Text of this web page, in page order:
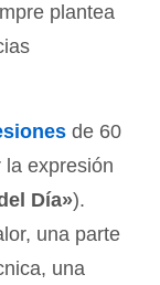
plantea
de 60
la expresión
Día»).
una parte
una